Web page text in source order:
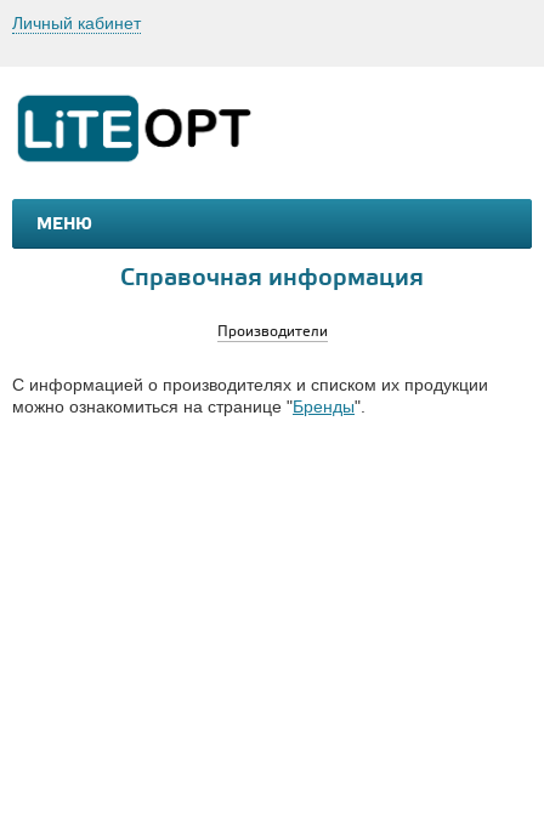
Личный кабинет
МЕНЮ
МАШИНКИ И МОТОЦИКЛЫ
Справочная информация
Производители
С информацией о производителях и списком их продукции
можно ознакомиться на странице "Бренды".